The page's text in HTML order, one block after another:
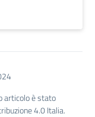
articolo è stato
4.0 Italia.